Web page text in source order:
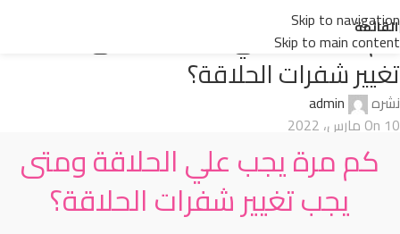
Skip to navigation
Skip to main content
القائمة
Design trends
كم مرة يجب علي الحلاقة ومتى يجب
تغيير شفرات الحلاقة؟
نشره
admin
On 10 مارس، 2022
كم مرة يجب علي الحلاقة ومتى
يجب تغيير شفرات الحلاقة؟